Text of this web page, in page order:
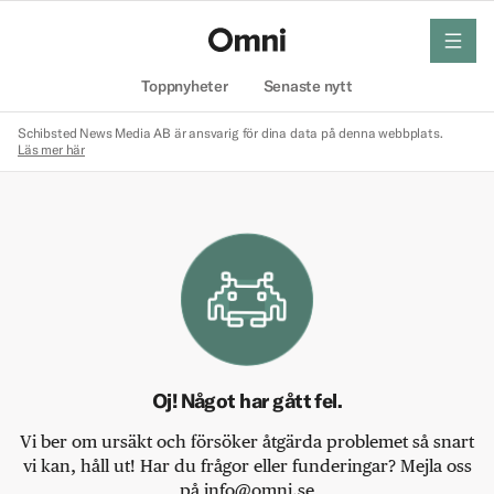
Toppnyheter Senaste nytt
meny
Schibsted News Media AB är ansvarig för dina data på denna webbplats.
Läs mer här
Oj! Något har gått fel.
Vi ber om ursäkt och försöker åtgärda problemet så snart
vi kan, håll ut! Har du frågor eller funderingar? Mejla oss